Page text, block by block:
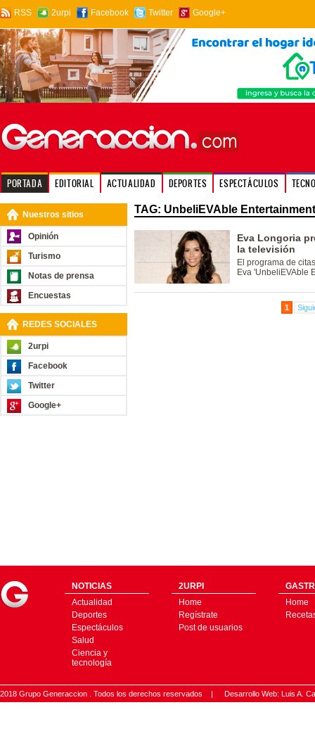
RSS 2urpi Facebook Twitter Google+
PORTADA EDITORIAL ACTUALIDAD DEPORTES ESPECTÁCULOS
Nuestros sitios
Opinión
Turismo
Notas de prensa
Encuestas
REDES SOCIALES
2urpi
Facebook
Twitter
Google+
TAG: UnbeliEVAble Entertainment
Eva Longoria
la televisión
El programa de
Eva 'UnbeliEVAble
1
NOTICIAS
Actualidad
Deportes
Espectáculos
Salud
Ciencia y
tecnología
2URPI
Home
Regístrate
Post de usuarios
Home
2018 Grupo Generaccion . Todos los derechos reservados | Desarrollo Web: Luis